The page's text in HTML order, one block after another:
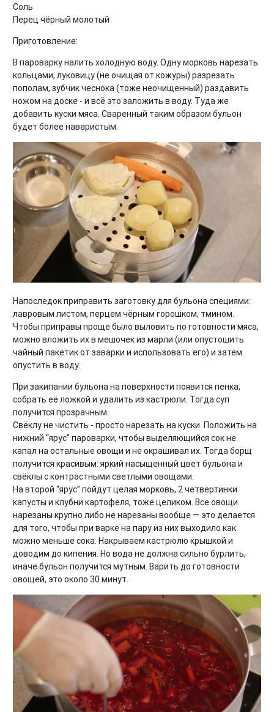
Соль
Перец чёрный молотый
Приготовление:
В пароварку налить холодную воду. Одну морковь нарезать
кольцами, луковицу (не очищая от кожуры) разрезать
пополам, зубчик чеснока (тоже неочищенный) раздавить
ножом на доске - и всё это заложить в воду. Туда же
добавить куски мяса. Сваренный таким образом бульон
будет более наваристым.
Напоследок приправить заготовку для бульона специями:
лавровым листом, перцем чёрным горошком, тмином.
Чтобы приправы проще было выловить по готовности мяса,
можно вложить их в мешочек из марли (или опустошить
чайный пакетик от заварки и использовать его) и затем
опустить в воду.
При закипании бульона на поверхности появится пенка,
собрать её ложкой и удалить из кастрюли. Тогда суп
получится прозрачным.
Свёклу не чистить - просто нарезать на куски. Положить на
нижний “ярус” пароварки, чтобы выделяющийся сок не
капал на остальные овощи и не окрашивал их. Тогда борщ
получится красивым: яркий насыщенный цвет бульона и
свёклы с контрастными светлыми овощами.
На второй “ярус” пойдут целая морковь, 2 четвертинки
капусты и клубни картофеля, тоже целиком. Все овощи
нарезаны крупно либо не нарезаны вообще — это делается
для того, чтобы при варке на пару из них выходило как
можно меньше сока. Накрываем кастрюлю крышкой и
доводим до кипения. Но вода не должна сильно бурлить,
иначе бульон получится мутным. Варить до готовности
овощей, это около 30 минут.